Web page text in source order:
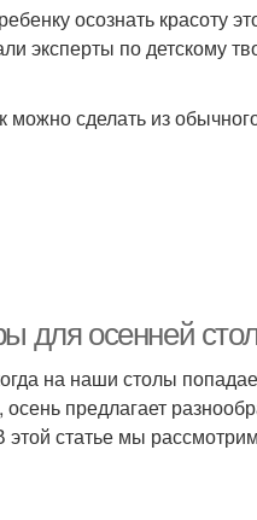
осознать красоту
эксперты по детскому
сделать из
для осенней
на наши столы
предлагает
этой статье мы